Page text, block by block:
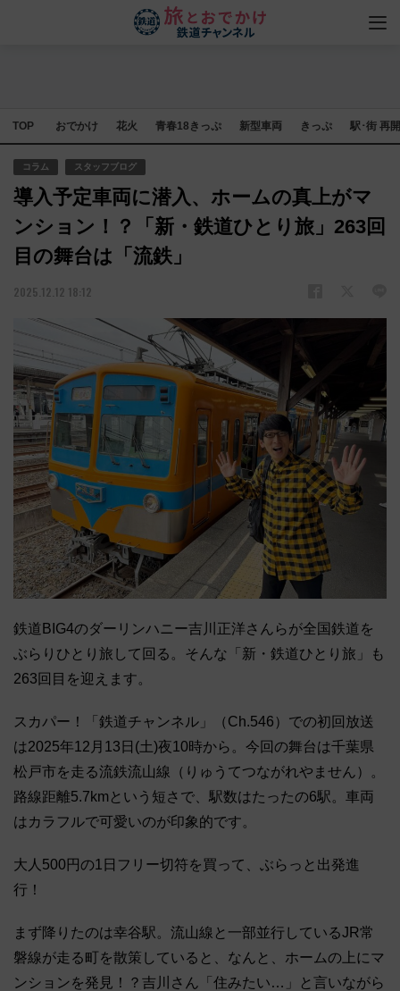
TOP おでかけ 花火 青春18きっぷ 新型車両 きっぷ 駅･街 再
コラム スタッフブログ
導入予定車両に潜入、ホームの真上がマ
ンション！？「新・鉄道ひとり旅」263回
目の舞台は「流鉄」
2025.12.12 18:12
鉄道BIG4のダーリンハニー吉川正洋さんらが全国鉄道を
ぶらりひとり旅して回る。そんな「新・鉄道ひとり旅」も
263回目を迎えます。
スカパー！「鉄道チャンネル」（Ch.546）での初回放送
は2025年12月13日(土)夜10時から。今回の舞台は千葉県
松戸市を走る流鉄流山線（りゅうてつながれやません）。
路線距離5.7kmという短さで、駅数はたったの6駅。車両
はカラフルで可愛いのが印象的です。
大人500円の1日フリー切符を買って、ぶらっと出発進
行！
まず降りたのは幸谷駅。流山線と一部並行しているJR常
磐線が走る町を散策していると、なんと、ホームの上にマ
ンションを発見！？吉川さん「住みたい…」と言いながら